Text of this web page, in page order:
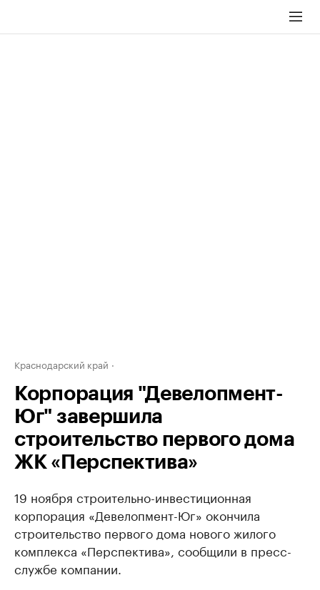
Краснодарский край
Корпорация "Девелопмент-
Юг" завершила
строительство первого дома
ЖК «Перспектива»
19 ноября строительно-инвестиционная
корпорация «Девелопмент-Юг» окончила
строительство первого дома нового жилого
комплекса «Перспектива», сообщили в пресс-
службе компании.